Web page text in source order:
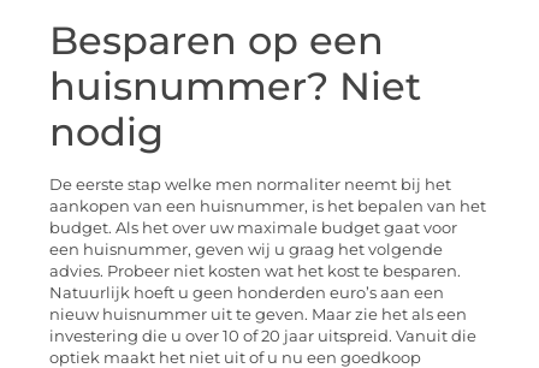
Besparen op een
huisnummer? Niet
nodig
De eerste stap welke men normaliter neemt bij het
aankopen van een huisnummer, is het bepalen van het
budget. Als het over uw maximale budget gaat voor
een huisnummer, geven wij u graag het volgende
advies. Probeer niet kosten wat het kost te besparen.
Natuurlijk hoeft u geen honderden euro’s aan een
nieuw huisnummer uit te geven. Maar zie het als een
investering die u over 10 of 20 jaar uitspreid. Vanuit die
optiek maakt het niet uit of u nu een goedkoop